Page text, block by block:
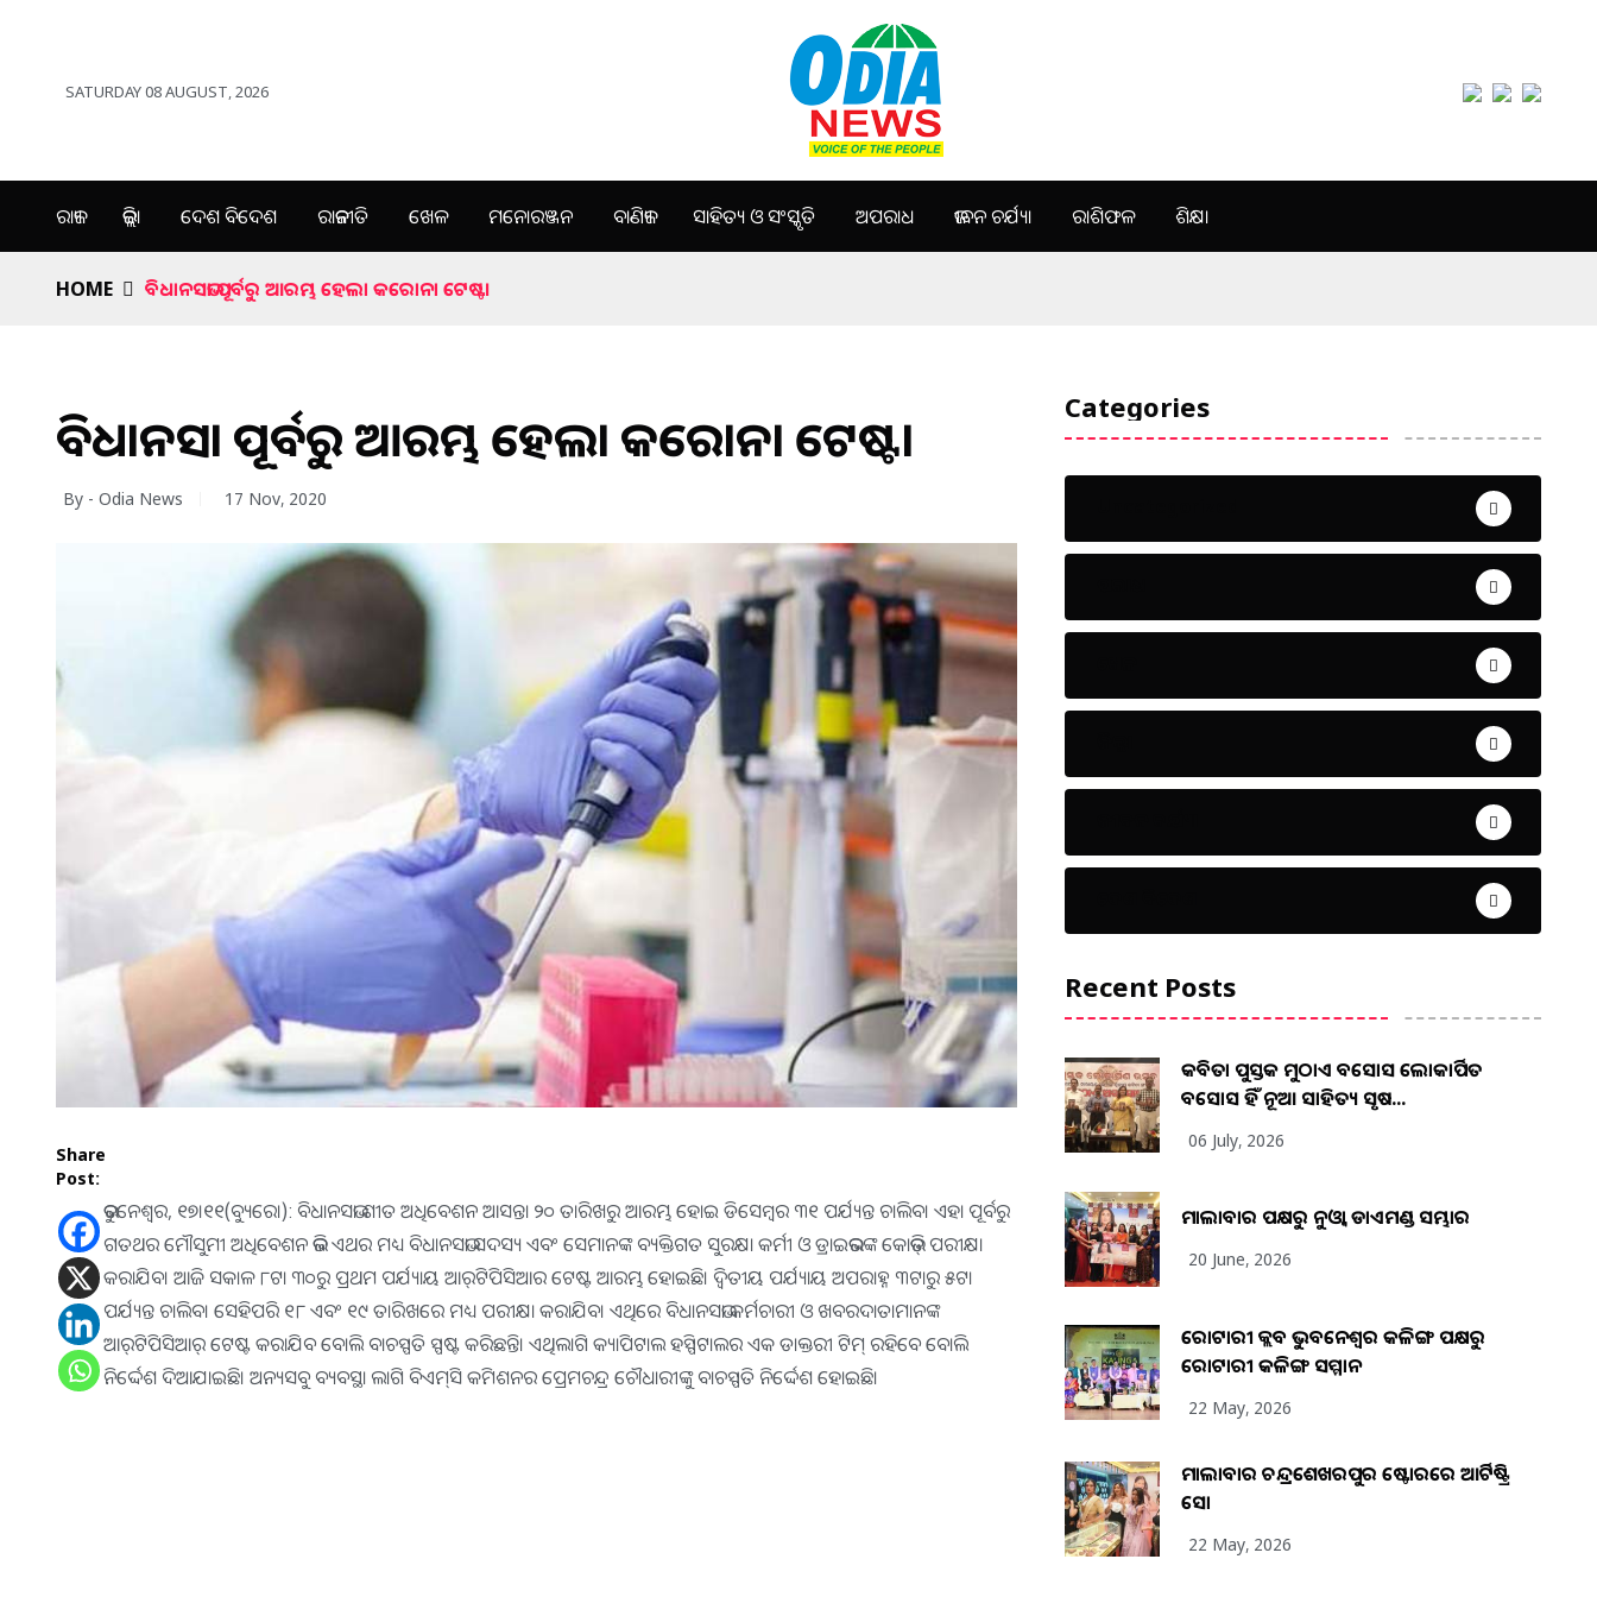
SATURDAY 08 AUGUST, 2026
ରାଜ୍ୟ ଜିଲ୍ଲା ଦେଶ ବିଦେଶ ରାଜନୀତି ଖେଳ ମନୋରଞ୍ଜନ ବାଣିଜ୍ୟ ସାହିତ୍ୟ ଓ ସଂସ୍କୃତି ଅପରାଧ ଜୀବନ ଚର୍ଯ୍ୟା ରାଶିଫଳ ଶିକ୍ଷା
HOME ବିଧାନସଭା ପୂର୍ବରୁ ଆରମ୍ଭ ହେଲା କରୋନା ଟେଷ୍ଟ।
ବିଧାନସଭା ପୂର୍ବରୁ ଆରମ୍ଭ ହେଲା କରୋନା ଟେଷ୍ଟ।
By - Odia News 17 Nov, 2020
Share
Post:
ଭୁବନେଶ୍ୱର, ୧୭।୧୧(ବ୍ୟୁରୋ): ବିଧାନସଭା ଶୀତ ଅଧିବେଶନ ଆସନ୍ତା ୨୦ ତାରିଖରୁ ଆରମ୍ଭ ହୋଇ ଡିସେମ୍ବର ୩୧ ପର୍ଯ୍ୟନ୍ତ ଚାଲିବ। ଏହା ପୂର୍ବରୁ
ଗତଥର ମୌସୁମୀ ଅଧିବେଶନ ଭଳି ଏଥର ମଧ୍ୟ ବିଧାନସଭା ସଦସ୍ୟ ଏବଂ ସେମାନଙ୍କ ବ୍ୟକ୍ତିଗତ ସୁରକ୍ଷା କର୍ମୀ ଓ ଡ୍ରାଇଭରଙ୍କ କୋଭିଡ୍‌ ପରୀକ୍ଷା
କରାଯିବ। ଆଜି ସକାଳ ୮ଟା ୩୦ରୁ ପ୍ରଥମ ପର୍ଯ୍ୟାୟ ଆର୍‌ଟିପିସିଆର ଟେଷ୍ଟ ଆରମ୍ଭ ହୋଇଛି। ଦ୍ୱିତୀୟ ପର୍ଯ୍ୟାୟ ଅପରାହ୍ନ ୩ଟାରୁ ୫ଟା
ପର୍ଯ୍ୟନ୍ତ ଚାଲିବ। ସେହିପରି ୧୮ ଏବଂ ୧୯ ତାରିଖରେ ମଧ୍ୟ ପରୀକ୍ଷା କରାଯିବ। ଏଥିରେ ବିଧାନସଭା କର୍ମଚାରୀ ଓ ଖବରଦାତାମାନଙ୍କ
ଆର୍‌ଟିପିସିଆର୍‌ ଟେଷ୍ଟ କରାଯିବ ବୋଲି ବାଚସ୍ପତି ସ୍ପଷ୍ଟ କରିଛନ୍ତି। ଏଥିଲାଗି କ୍ୟାପିଟାଲ ହସ୍ପିଟାଲର ଏକ ଡାକ୍ତରୀ ଟିମ୍‌ ରହିବେ ବୋଲି
ନିର୍ଦ୍ଦେଶ ଦିଆଯାଇଛି। ଅନ୍ୟସବୁ ବ୍ୟବସ୍ଥା ଲାଗି ବିଏମ୍‌ସି କମିଶନର ପ୍ରେମଚନ୍ଦ୍ର ଚୌଧାରୀଙ୍କୁ ବାଚସ୍ପତି ନିର୍ଦ୍ଦେଶ ହୋଇଛି।
Categories
Recent Posts
କବିତା ପୁସ୍ତକ ମୁଠାଏ ଅବସୋସ ଲୋକାର୍ପିତ
ଅବସୋସ ହିଁ ନୂଆ ସାହିତ୍ୟ ସୃଷ...
06 July, 2026
ମାଲାବାର ପକ୍ଷରୁ ନୁଓ୍ବା ଡାଏମଣ୍ଡ ସମ୍ଭାର
20 June, 2026
ରୋଟାରୀ କ୍ଲବ ଭୁବନେଶ୍ୱର କଳିଙ୍ଗ ପକ୍ଷରୁ
ରୋଟାରୀ କଳିଙ୍ଗ ସମ୍ମାନ
22 May, 2026
ମାଲାବାର ଚନ୍ଦ୍ରଶେଖରପୁର ଷ୍ଟୋରରେ ଆର୍ଟିଷ୍ଟ୍ରି
ସୋ
22 May, 2026